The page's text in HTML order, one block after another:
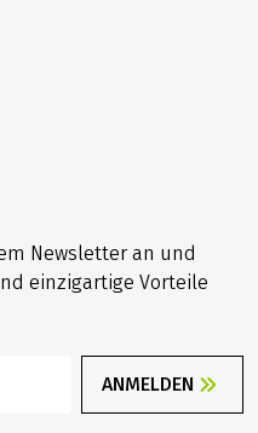
Newsletter an und
einzigartige Vorteile
ANMELDEN